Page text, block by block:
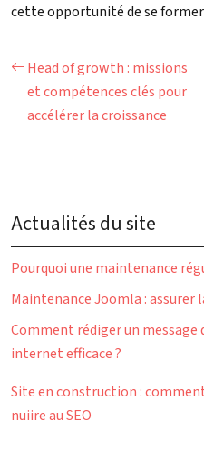
cette opportunité de se
Head of growth : missions
et compétences clés pour
accélérer la croissance
Actualités du site
Pourquoi une maintenance
Maintenance Joomla : assurer
Comment rédiger un message
internet efficace ?
Site en construction :
nuiire au SEO